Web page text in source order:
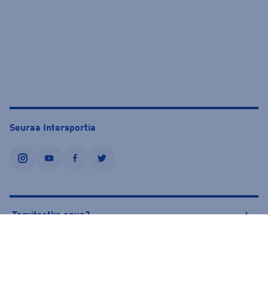
Seuraa Intersportia
instagramyoutubefacebooktwitter
Tarvitsetko apua?